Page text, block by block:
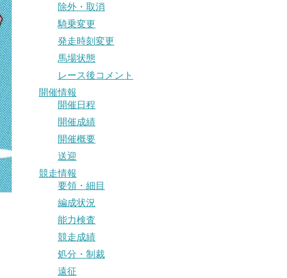
除外・取消
騎乗変更
発走時刻変更
馬場状態
レース後コメント
開催情報
開催日程
開催成績
開催概要
送迎
競走情報
要領・細目
編成状況
能力検査
競走成績
処分・制裁
遠征